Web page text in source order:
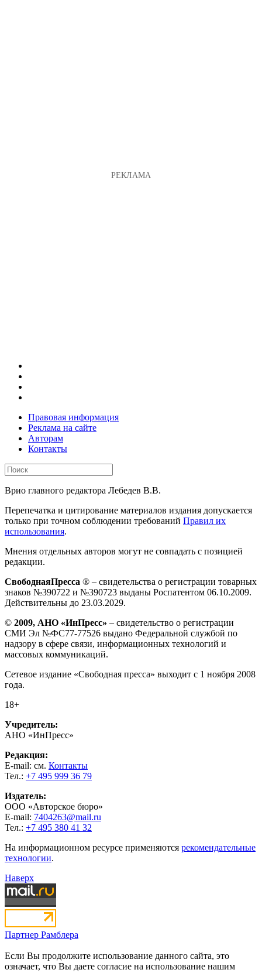
Правовая информация
Реклама на сайте
Авторам
Контакты
Врио главного редактора Лебедев В.В.
Перепечатка и цитирование материалов издания допускается
только при точном соблюдении требований Правил их
использования.
Мнения отдельных авторов могут не совпадать с позицией
редакции.
СвободнаяПресса ® – свидетельства о регистрации товарных
знаков №390722 и №390723 выданы Роспатентом 06.10.2009.
Действительны до 23.03.2029.
© 2009, АНО «ИнПресс» – свидетельство о регистрации
СМИ Эл №ФС77-77526 выдано Федеральной службой по
надзору в сфере связи, информационных технологий и
массовых коммуникаций.
Сетевое издание «Свободная пресса» выходит с 1 ноября 2008
года.
18+
Учредитель:
АНО «ИнПресс»
Редакция:
E-mail: см. Контакты
Тел.: +7 495 999 36 79
Издатель:
ООО «Авторское бюро»
E-mail: 7404263@mail.ru
Тел.: +7 495 380 41 32
На информационном ресурсе применяются рекомендательные
технологии.
Наверх
Партнер Рамблера
Если Вы продолжите использование данного сайта, это
означает, что Вы даете согласие на использование нашим